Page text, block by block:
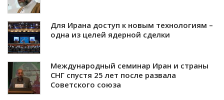
Для Ирана доступ к новым технологиям –
одна из целей ядерной сделки
Международный семинар Иран и страны
СНГ спустя 25 лет после развала
Советского союза